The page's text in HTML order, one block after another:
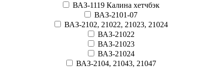
ВАЗ-1119 Калина хетчбэк
ВАЗ-2101-07
ВАЗ-2102, 21022, 21023, 21024
ВАЗ-21022
ВАЗ-21023
ВАЗ-21024
ВАЗ-2104, 21043, 21047